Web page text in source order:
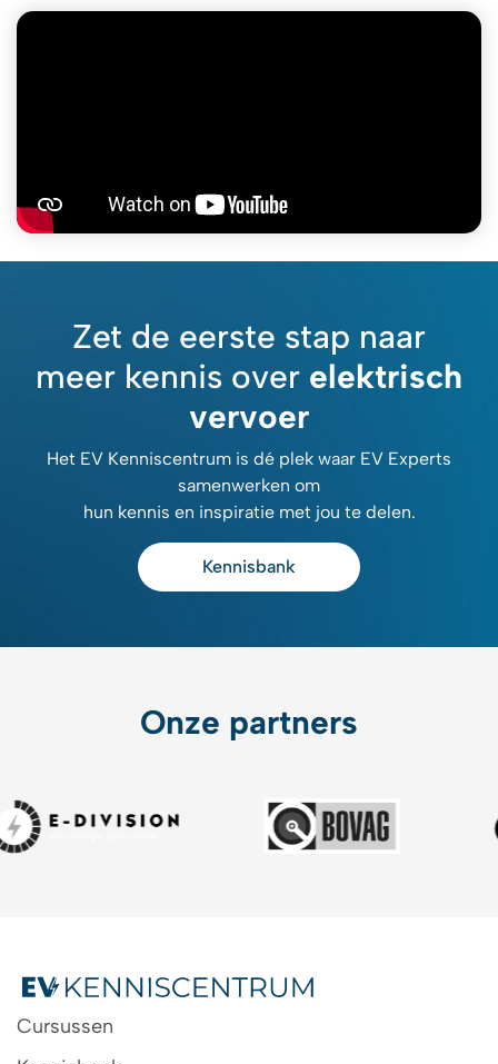
Zet de eerste stap naar
meer kennis over elektrisch
vervoer
Het EV Kenniscentrum is dé plek waar EV Experts
samenwerken om
hun kennis en inspiratie met jou te delen.
Kennisbank
Onze partners
Cursussen